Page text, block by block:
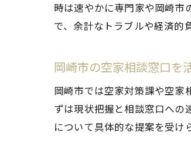
時は速やかに専門家や岡崎市
で、余計なトラブルや経済的
岡崎市の空家相談窓口を
岡崎市では空家対策課や空家
ずは現状把握と相談窓口への
について具体的な提案を受け